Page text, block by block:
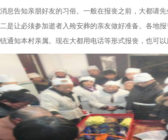
息告知亲朋好友的习俗。一般在报丧之前，大都请
是让必须参加逝者入殓安葬的亲友做好准备。各地
通知本村亲属。现在大都用电话等形式报丧，也可以